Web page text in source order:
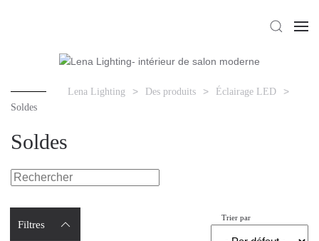
Lena Lighting Des produits
Éclairage LED
Soldes
Soldes
Filtres
Trier par